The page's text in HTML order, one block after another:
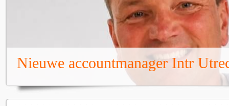
Nieuwe accountmanager Intr